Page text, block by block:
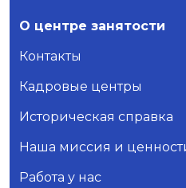
О центре занятости
Контакты
Кадровые центры
Историческая справка
Наша миссия и
Работа у нас